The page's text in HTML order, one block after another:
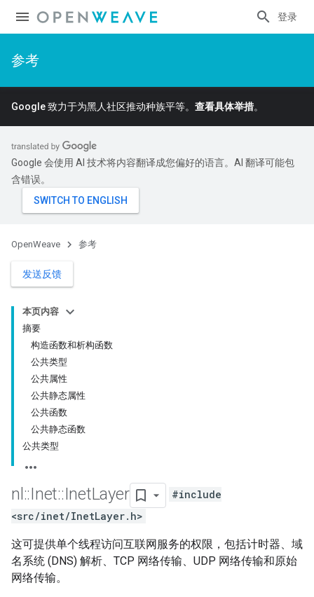
登录
参考
Google 致力于为黑人社区推动种族平等。 查看具体举措。
Google 会使用 AI 技术将内容翻译成您偏好的语言。AI 翻译可能包
含错误。
OpenWeave 参考
发送反馈
本页内容
摘要
构造函数和析构函数
公共类型
公共属性
公共静态属性
公共函数
公共静态函数
公共类型
nl ::Inet::InetLayer
#include
<src/inet/InetLayer.h>
这可提供单个线程访问互联网服务的权限，包括计时器、域
名系统 (DNS) 解析、TCP 网络传输、UDP 网络传输和原始
网络传输。